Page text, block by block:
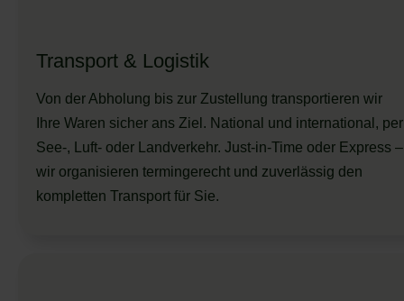
Transport & Logistik
Von der Abholung bis zur Zustellung transportieren wir
Ihre Waren sicher ans Ziel. National und international, per
See-, Luft- oder Landverkehr. Just-in-Time oder Express –
wir organisieren termingerecht und zuverlässig den
kompletten Transport für Sie.